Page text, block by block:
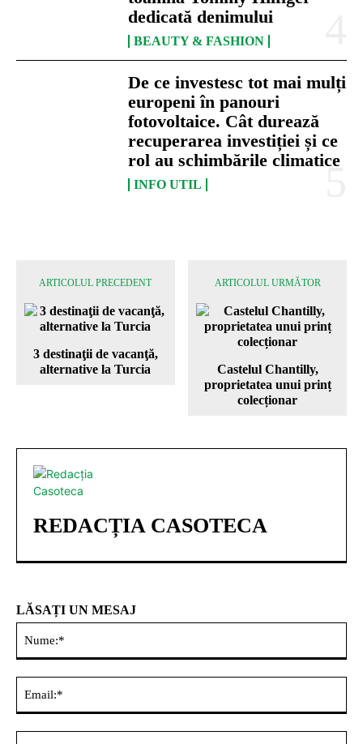
dedicată denimului
BEAUTY & FASHION
De ce investesc tot mai mulți
europeni în panouri
fotovoltaice. Cât durează
recuperarea investiției și ce
rol au schimbările climatice
INFO UTIL
ARTICOLUL PRECEDENT
3 destinaţii de vacanţă,
alternative la Turcia
ARTICOLUL URMĂTOR
Castelul Chantilly,
proprietatea unui prinț
colecționar
REDACȚIA CASOTECA
LĂSAȚI UN MESAJ